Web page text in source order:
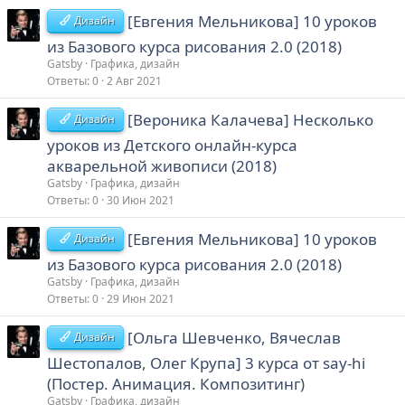
11 — Карьера графического дизайнера
Формат:видео-уроки, методические материалы, практические
задания
Бонусы:поддержка наставников, примеры кейсов,
Язык Украинский
Подробнее:
* Скрытый текст не может быть процитирован. *
* Скрытый текст не может быть процитирован. *
типографику.
Создавать логотипы и полноценную айдентику бренда.
Вести проект от брифа до финальной сдачи и
формировать сильное портфолио.
осваиваете фундаментальные инструменты дизайна, учитесь
анализировать визуал, работать с цветом, формой, ритмом и
типографикой. С каждым модулем вы переходите от простых
задач к более сложным, осваиваете работу с брендингом и
логикой проектирования, изучаете этапы создания айдентики и
принципы оформления дизайнерских кейсов, которые помогут
заявить о себе на рынке.
Программа курса​
1 — Цели на курс 2 — Мир графического дизайна
3 — Софт как главный инструмент
4 — Основы композиции
5 — Цвет в дизайне
6 — Типографика
7 — Работа с проектом
8 — Логотип
9 — Айдентика
Дизайн
[Евгения Мельникова] 10 уроков
из Базового курса рисования 2.0 (2018)
Gatsby Графика, дизайн
Ответы 0 2 Авг 2021
Дизайн
[Вероника Калачева] Несколько
уроков из Детского онлайн-курса
акварельной живописи (2018)
Gatsby Графика, дизайн
Ответы 0 30 Июн 2021
Дизайн
[Евгения Мельникова] 10 уроков
из Базового курса рисования 2.0 (2018)
Gatsby Графика, дизайн
Ответы 0 29 Июн 2021
Дизайн
[Ольга Шевченко, Вячеслав
Шестопалов, Олег Крупа] 3 курса от say-hi
(Постер. Анимация. Композитинг)
Gatsby Графика, дизайн